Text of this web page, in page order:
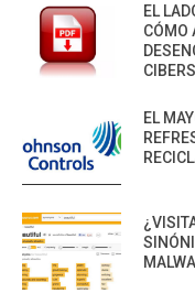
EL
CÓMO
EL